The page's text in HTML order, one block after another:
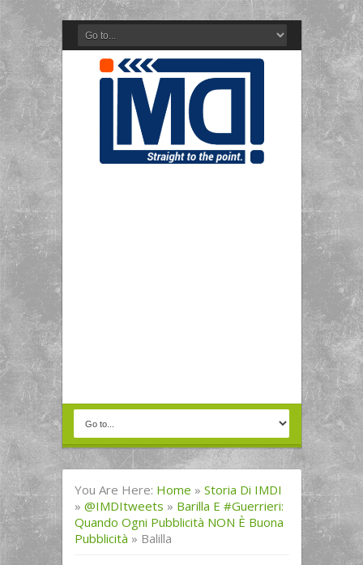
You Are Here: Home » Storia Di IMDI
» @IMDItweets » Barilla E #guerrieri:
Quando Ogni Pubblicità NON È Buona
Pubblicità » Balilla